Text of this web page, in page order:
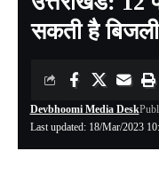
सकती है
Last updated: 18/Mar/2023
Devbhoomi Media Desk